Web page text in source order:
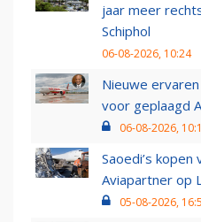
jaar meer
Schiphol
06-08-2026, 10:24
Nieuwe
voor geplaagd
06-08-2026,
Saoedi’s
Aviapartner op
05-08-2026,